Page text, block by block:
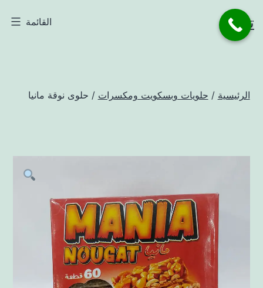
التخطي
إلىتاجر القائمة
الرئيسية / حلويات وبسكويت ومكسرات / حلوى نوقة مانيا